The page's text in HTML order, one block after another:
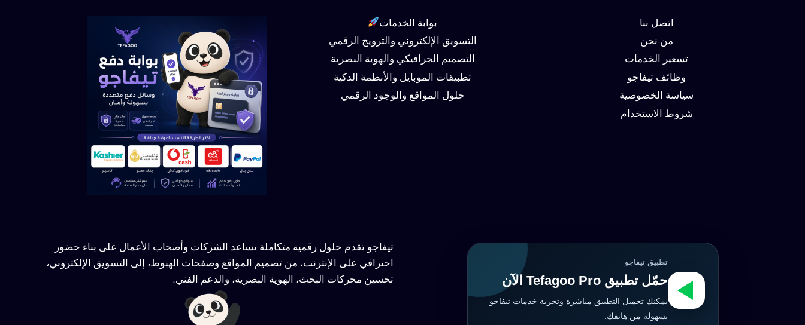
اتصل بنا
من نحن
تسعير الخدمات
وظائف تيفاجو
سياسة الخصوصية
شروط الاستخدام
بوابة الخدمات
التسويق الإلكتروني والترويج الرقمي
التصميم الجرافيكي والهوية البصرية
تطبيقات الموبايل والأنظمة الذكية
حلول المواقع والوجود الرقمي
تطبيق تيفاجو
حمّل تطبيق Tefagoo Pro الآن
يمكنك تحميل التطبيق مباشرة وتجربة خدمات تيفاجو
بسهولة من هاتفك.
تيفاجو تقدم حلول رقمية متكاملة تساعد الشركات وأصحاب الأعمال على بناء حضور
احترافي على الإنترنت، من تصميم المواقع وصفحات الهبوط، إلى التسويق الإلكتروني،
تحسين محركات البحث، الهوية البصرية، والدعم الفني.